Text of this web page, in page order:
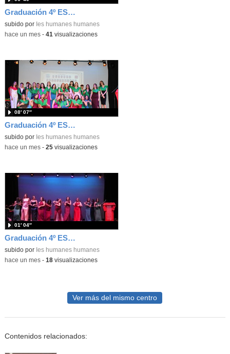
Graduación 4º ESO. Mejores expedientes
subido por Ies humanes humanes
-hace un mes- 41 visualizaciones
Graduación 4º ESO. Entrega de bandas 4ºA
subido por Ies humanes humanes
08′ 07″
-hace un mes- 25visualizaciones
Graduación 4º ESO. Baile final alumnos
subido por Ies humanes humanes
01′ 04″
-hace un mes- 18visualizaciones
Ver más del mismo centro
Contenidos relacionados: